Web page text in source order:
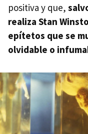
positiva y que,
realiza Stan
epítetos que se
olvidable o